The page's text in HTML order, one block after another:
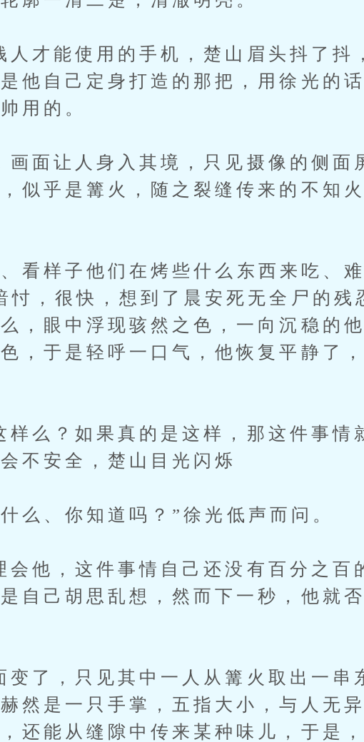
才能使用的手机，楚山眉头抖了抖
他自己定身打造的那把，用徐光的
用的。
面让人身入其境，只见摄像的侧面
似乎是篝火，随之裂缝传来的不知
样子他们在烤些什么东西来吃、难
忖，很快，想到了晨安死无全尸的残
，眼中浮现骇然之色，一向沉稳的
，于是轻呼一口气，他恢复平静了
么？如果真的是这样，那这件事情
不安全，楚山目光闪烁
、你知道吗？”徐光低声而问。
他，这件事情自己还没有百分之百
自己胡思乱想，然而下一秒，他就
了，只见其中一人从篝火取出一串
然是一只手掌，五指大小，与人无
还能从缝隙中传来某种味儿，于是